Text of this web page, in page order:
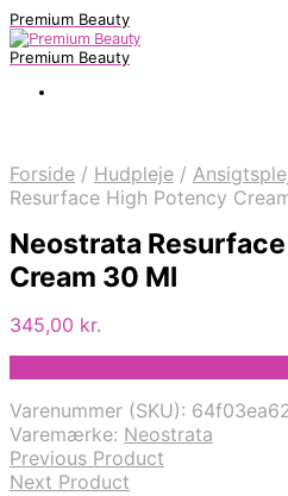
Premium Beauty
Premium Beauty
Forside / Hudpleje /
Resurface High Potency
Neostrata
Cream 30 Ml
345,00 kr.
Varenummer (SKU):
Varemærke: Neostrata
Previous Product
Next Product